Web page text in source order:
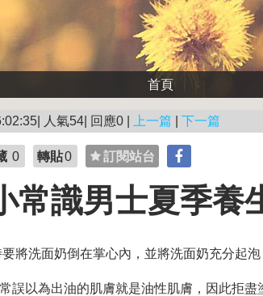
首頁
人氣54| 回應0 | 上一篇 下一篇
0 轉貼0 訂閱站台
常識男士夏季養
將洗面奶倒在掌心內，並將洗面奶充分起
誤以為出油的肌膚就是油性肌膚，因此拒